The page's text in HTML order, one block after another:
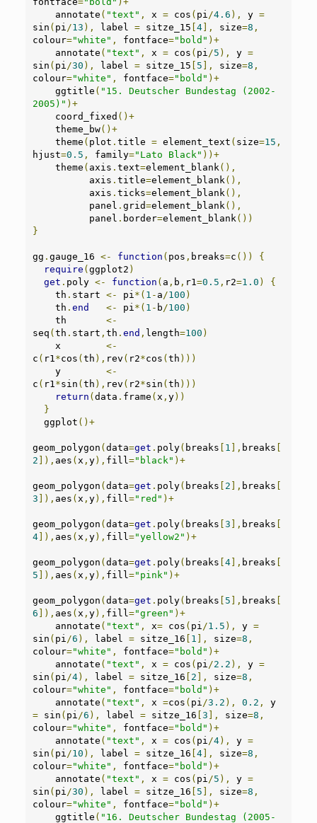
    annotate
( "text" , x = cos ( pi /4.6 ), y =
sin ( pi /13 ), label = sitze_15 [4], size=8 ,
colour="white" , fontface="bold" )+
    annotate
( "text" , x = cos ( pi /5 ), y =
sin ( pi /30 ), label = sitze_15 [ 5 ], size=8 ,
colour="white" , fontface="bold" )+
    ggtitle
( "15. Deutscher Bundestag (2002-
2005)" )+
    coord_fixed
()+
    theme_bw
()+
    theme
( plot .title = element_text ( size=15 ,
hjust=0.5 , family="Lato Black" ))+
    theme
( axis .text=element_blank (),
          axis
.title=element_blank (),
          axis
.ticks=element_blank (),
          panel
.grid=element_blank (),
          panel
. border=element_blank ())
}
gg .gauge_16 <- function ( pos , breaks=c ())
{
require (ggplot2 )
get . poly <- function ( a , b , r1=0.5 , r2=1.0 )
{
    th
. start <- pi *( 1 - a /100 )
    th
.end <- pi *( 1 - b /100 )
    th
<-
seq (th . start ,th .end , length=100 )
    x
<-
c ( r1 *cos (th ), rev ( r2*cos (th )))
    y
<-
c ( r1 *sin (th ), rev ( r2*sin (th )))
return (data . frame ( x ,y))
}
  ggplot
()+
geom_polygon (data=get . poly( breaks [ 1 ], breaks [
2 ]), aes ( x ,y), fill="black" )+
geom_polygon (data=get . poly( breaks [ 2 ], breaks [
3 ]), aes ( x ,y), fill="red" )+
geom_polygon (data=get . poly( breaks [3 ], breaks [
4]), aes ( x ,y), fill="yellow2" )+
geom_polygon (data=get . poly( breaks [4], breaks [
5 ]), aes ( x ,y), fill="pink" )+
geom_polygon (data=get . poly( breaks [ 5 ], breaks [
6 ]), aes ( x ,y), fill="green" )+
    annotate
( "text" , x= cos ( pi /1.5 ), y =
sin ( pi /6 ), label = sitze_16 [ 1 ], size=8 ,
colour="white" , fontface="bold" )+
    annotate
( "text" , x = cos ( pi /2.2 ), y =
sin ( pi /4), label = sitze_16 [ 2 ], size=8 ,
colour="white" , fontface="bold" )+
    annotate
( "text" , x =cos ( pi /3.2 ), 0.2 ,
= sin ( pi /6 ), label = sitze_16 [3 ], size=8 ,
colour="white" , fontface="bold" )+
    annotate
( "text" , x = cos ( pi /4), y =
sin ( pi /10 ), label = sitze_16 [4], size=8 ,
colour="white" , fontface="bold" )+
    annotate
( "text" , x = cos ( pi /5 ), y =
sin ( pi /30 ), label = sitze_16 [ 5 ], size=8 ,
colour="white" , fontface="bold" )+
    ggtitle
( "16. Deutscher Bundestag (2005-